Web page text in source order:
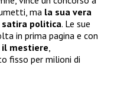
ma la sua vera
satira politica. Le sue
in prima pagina e con
il mestiere
fisso per milioni di